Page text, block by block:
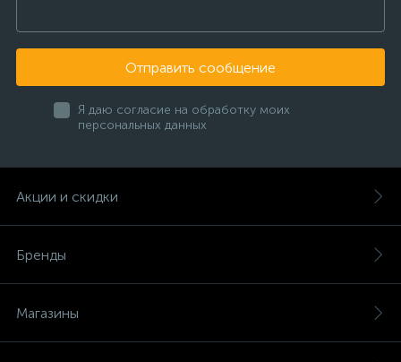
Отправить сообщение
Я даю согласие на обработку моих
персональных данных
Акции и скидки
Бренды
Магазины